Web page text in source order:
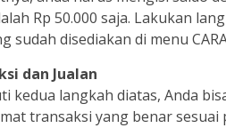
Rp 50.000 saja. Lakukan
sudah disediakan di menu
dan Jualan
kedua langkah diatas, Anda
transaksi yang benar sesuai